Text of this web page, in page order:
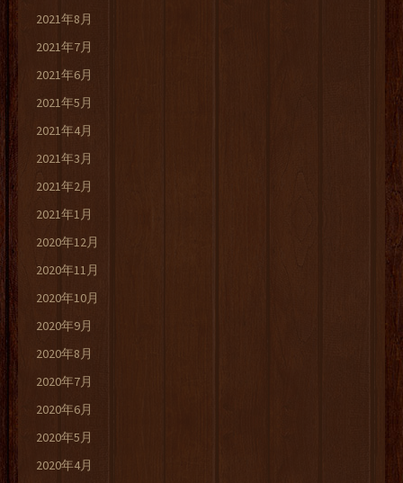
2021年8月
2021年7月
2021年6月
2021年5月
2021年4月
2021年3月
2021年2月
2021年1月
2020年12月
2020年11月
2020年10月
2020年9月
2020年8月
2020年7月
2020年6月
2020年5月
2020年4月